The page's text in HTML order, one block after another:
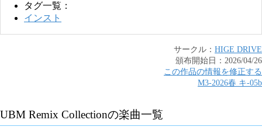
タグ一覧：
インスト
サークル： HIGE DRIVE
頒布開始日： 2026/04/26
この作品の情報を修正する
M3-2026春 キ-05b
UBM Remix Collectionの楽曲一覧